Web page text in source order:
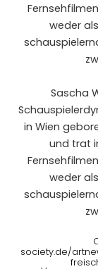
weder
Sascha
in Wien
und trat
weder
society.de/